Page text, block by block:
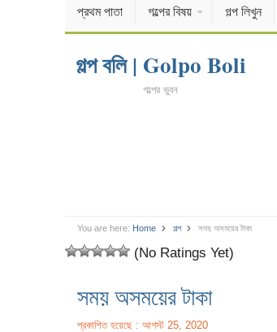
প্রথম পাতা গল্পের বিষয় গল্প লিখুন
গল্প বলি | Golpo Boli
গল্পের ভুবন
You are here: Home গল্প সময় অসময়ের টাকা
(No Ratings Yet)
সময় অসময়ের টাকা
প্রকাশিত হয়েছে : আগস্ট 25, 2020